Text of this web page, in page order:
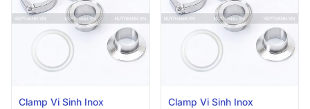
Clamp Vi Sinh Inox
Clamp Vi Sinh Inox